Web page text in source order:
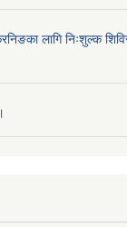
लागि निःशुल्क